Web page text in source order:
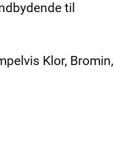
til
Klor, Bromin,